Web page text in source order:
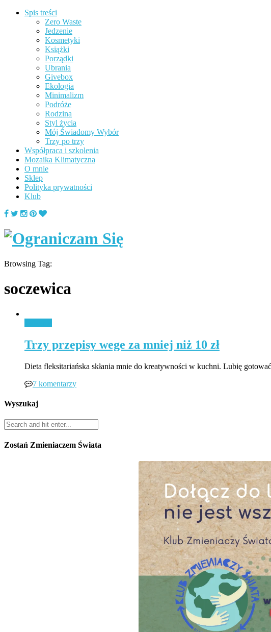
Spis treści
Zero Waste
Jedzenie
Kosmetyki
Książki
Porządki
Ubrania
Givebox
Ekologia
Minimalizm
Podróże
Rodzina
Styl życia
Mój Świadomy Wybór
Trzy po trzy
Współpraca i szkolenia
Mozaika Klimatyczna
O mnie
Sklep
Polityka prywatności
Klub
Browsing Tag:
soczewica
Trzy przepisy wege za mniej niż 10 zł
Dieta fleksitariańska skłania mnie do kreatywności w kuchni. Lubię
7 komentarzy
Wyszukaj
Zostań Zmieniaczem Świata